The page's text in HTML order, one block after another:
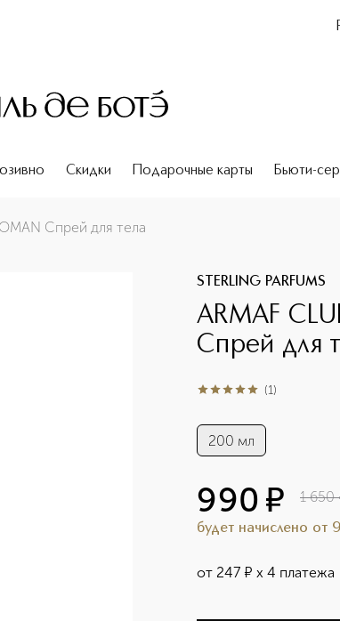
Скидки Подарочные карты Бьюти-
Спрей для тела
STERLING PARFUMS
ARMAF
Спрей для
5из 51 (1)
200 мл
990 ¤ 1 650
будет начислено от
от 247 ¤ х 4 платежа